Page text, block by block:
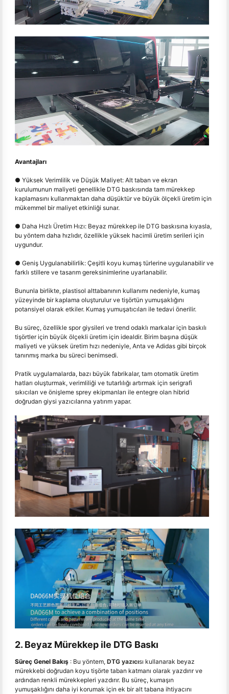
Avantajları
● Yüksek Verimlilik ve Düşük Maliyet: Alt taban ve ekran
kurulumunun maliyeti genellikle DTG baskısında tam mürekkep
kaplamasını kullanmaktan daha düşüktür ve büyük ölçekli üretim için
mükemmel bir maliyet etkinliği sunar.
● Daha Hızlı Üretim Hızı: Beyaz mürekkep ile DTG baskısına kıyasla,
bu yöntem daha hızlıdır, özellikle yüksek hacimli üretim serileri için
uygundur.
● Geniş Uygulanabilirlik: Çeşitli koyu kumaş türlerine uygulanabilir ve
farklı stillere ve tasarım gereksinimlerine uyarlanabilir.
Bununla birlikte, plastisol alttabanının kullanımı nedeniyle, kumaş
yüzeyinde bir kaplama oluşturulur ve tişörtün yumuşaklığını
potansiyel olarak etkiler. Kumaş yumuşatıcıları ile tedavi önerilir.
Bu süreç, özellikle spor giysileri ve trend odaklı markalar için baskılı
tişörtler için büyük ölçekli üretim için idealdir. Birim başına düşük
maliyeti ve yüksek üretim hızı nedeniyle, Anta ve Adidas gibi birçok
tanınmış marka bu süreci benimsedi.
Pratik uygulamalarda, bazı büyük fabrikalar, tam otomatik üretim
hatları oluşturmak, verimliliği ve tutarlılığı artırmak için serigrafi
sıkıcıları ve önişleme sprey ekipmanları ile entegre olan hibrid
doğrudan giysi yazıcılarına yatırım yapar.
2. Beyaz Mürekkep ile DTG Baskı
Süreç Genel Bakış : Bu yöntem, DTG yazıcısı kullanarak beyaz
mürekkebi doğrudan koyu tişörte taban katmanı olarak yazdırır ve
ardından renkli mürekkepleri yazdırır. Bu süreç, kumaşın
yumuşaklığını daha iyi korumak için ek bir alt tabana ihtiyacını